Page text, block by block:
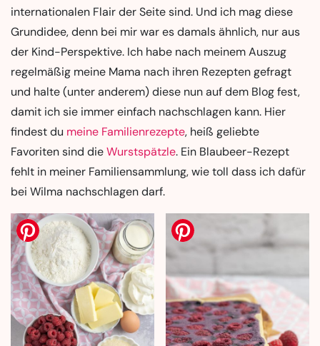
internationalen Flair der Seite sind. Und ich mag diese
Grundidee, denn bei mir war es damals ähnlich, nur aus
der Kind-Perspektive. Ich habe nach meinem Auszug
regelmäßig meine Mama nach ihren Rezepten gefragt
und halte (unter anderem) diese nun auf dem Blog fest,
damit ich sie immer einfach nachschlagen kann. Hier
findest du meine Familienrezepte, heiß geliebte
Favoriten sind dieWurstspätzle. Ein Blaubeer-Rezept
fehlt in meiner Familiensammlung, wie toll dass ich dafür
bei Wilma nachschlagen darf.